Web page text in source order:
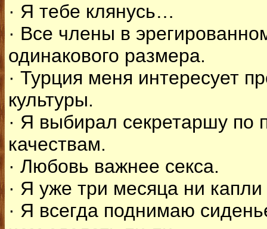
· Я тебе клянусь…
· Все члены в
одинакового размера.
· Турция меня интересует
культуры.
· Я выбирал секретаршу
качествам.
· Любовь важнее секса.
· Я уже три месяца ни
· Я всегда поднимаю